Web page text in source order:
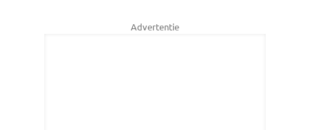
Advertentie